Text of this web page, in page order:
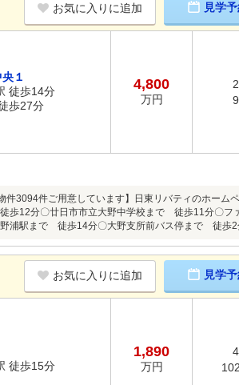
お気に入りに追加 見学
１
徒歩14分
歩27分
4,800
万円
3094件ご用意しています】日東リバティのホーム
歩12分〇廿日市市立大野中学校まで 徒歩11分〇
浦駅まで 徒歩14分〇大野支所前バス停まで 徒歩2
お気に入りに追加 見学
徒歩15分
1,890
万円